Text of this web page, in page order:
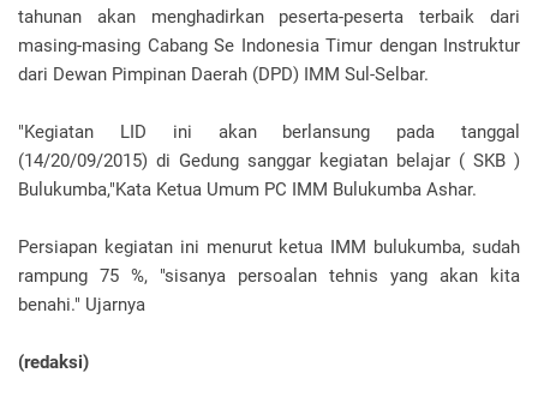
tahunan akan menghadirkan peserta-peserta terbaik dari
masing-masing Cabang Se Indonesia Timur dengan Instruktur
dari Dewan Pimpinan Daerah (DPD) IMM Sul-Selbar.
"Kegiatan LID ini akan berlansung pada tanggal
(14/20/09/2015) di Gedung sanggar kegiatan belajar ( SKB )
Bulukumba,"Kata Ketua Umum PC IMM Bulukumba Ashar.
Persiapan kegiatan ini menurut ketua IMM bulukumba, sudah
rampung 75 %, "sisanya persoalan tehnis yang akan kita
benahi." Ujarnya
(redaksi)